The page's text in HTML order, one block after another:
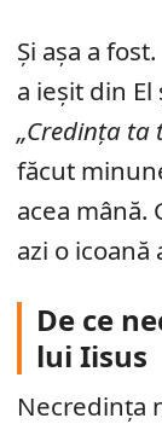
Și așa a
a ieșit din
„Credința ta
făcut
acea mână.
azi o icoană
De ce
lui Iisus
Necredința